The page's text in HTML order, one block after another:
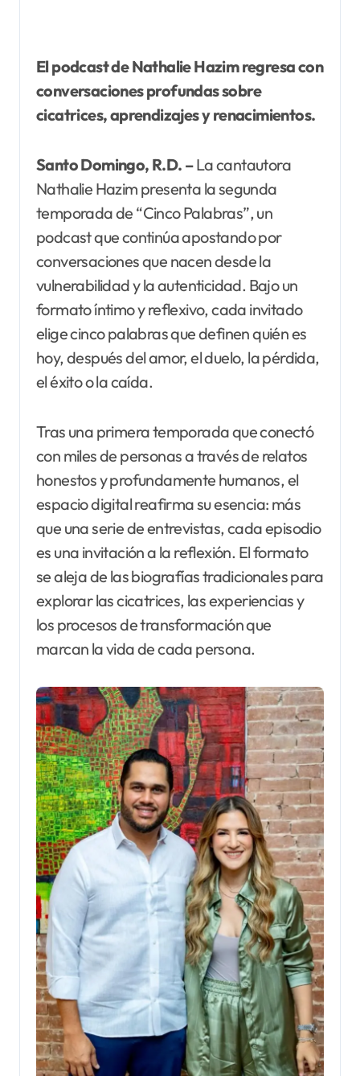
El podcast de Nathalie Hazim regresa con
conversaciones profundas sobre
cicatrices, aprendizajes y renacimientos.
Santo Domingo, R.D. –La cantautora
Nathalie Hazim presenta la segunda
temporada de “Cinco Palabras”, un
podcast que continúa apostando por
conversaciones que nacen desde la
vulnerabilidad y la autenticidad. Bajo un
formato íntimo y reflexivo, cada invitado
elige cinco palabras que definen quién es
hoy, después del amor, el duelo, la pérdida,
el éxito o la caída.
Tras una primera temporada que conectó
con miles de personas a través de relatos
honestos y profundamente humanos, el
espacio digital reafirma su esencia: más
que una serie de entrevistas, cada episodio
es una invitación a la reflexión. El formato
se aleja de las biografías tradicionales para
explorar las cicatrices, las experiencias y
los procesos de transformación que
marcan la vida de cada persona.